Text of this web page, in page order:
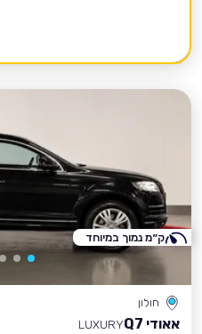
חולון
אאודי Q7
LUXURY
ק״מ נמוך במיוחד